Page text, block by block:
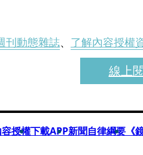
刊動態雜誌、 了解內容授權
線上
授權下載APP新聞自律綱要 《